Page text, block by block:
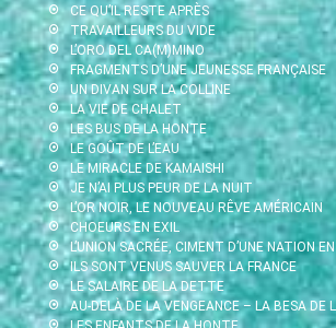
CE QU’IL RESTE APRÈS
TRAVAILLEURS DU VIDE
L’ORO DEL CA(M)MINO
FRAGMENTS D’UNE JEUNESSE FRANÇAISE
UN DIVAN SUR LA COLLINE
LA VIE DE CHALET
LES BUS DE LA HONTE
LE GOÛT DE L’EAU
LE MIRACLE DE KAMAISHI
JE N’AI PLUS PEUR DE LA NUIT
L’OR NOIR, LE NOUVEAU RÊVE AMÉRICAIN
CHOEURS EN EXIL
L’UNION SACRÉE, CIMENT D’UNE NATION
ILS SONT VENUS SAUVER LA FRANCE
LE SALAIRE DE LA DETTE
AU-DELÀ DE LA VENGEANCE – LA BESA DE